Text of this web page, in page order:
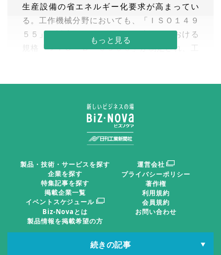
続きの記事
生産設備の省エネルギー化要求が高まってい
る。工作機械分野においても、「ＩＳＯ１４９
５５」に対応した工作機械の環境評価における
規格「ＪＩＳ Ｂ ０９５５」が制定され、工
日刊工業新聞2026年05月22日 掲載
運動特性を利用した工具経路最適化
だけでなく、各軸の運動方向や機械構造によって変化す
る。すなわち、同じ製品形状を加工する場合でも、工具
経路の違いによって消費エネルギーが異なる可能性があ
る。従来のＣＡＭシステムでは、加工精度や加工時間を
慮した経路設計はほとんど行われていなかった。
製品・技術・サービスを探す
企業を探す
特集記事を探す
掲載企業一覧
イベントスケジュール
Biz-Novaとは
製品情報を掲載希望の方
運営会社
プライバシーポリシー
著作権
利用規約
会員規約
お問い合わせ
日刊工IDポータル